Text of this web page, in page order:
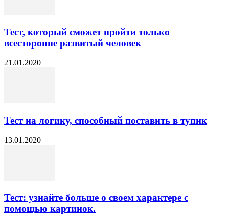
Тест, который сможет пройти только
всесторонне развитый человек
21.01.2020
Тест на логику, способный поставить в тупик
13.01.2020
Тест: узнайте больше о своем характере с
помощью картинок.